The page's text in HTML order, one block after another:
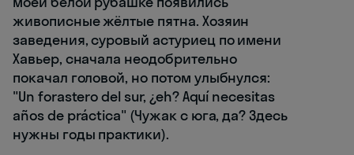
живописные жёлтые пятна. Хозяин
заведения, суровый астуриец по имени
Хавьер, сначала неодобрительно
покачал головой, но потом улыбнулся:
"Un forastero del sur, ¿eh? Aquí necesitas
años de práctica" (Чужак с юга, да? Здесь
нужны годы практики).